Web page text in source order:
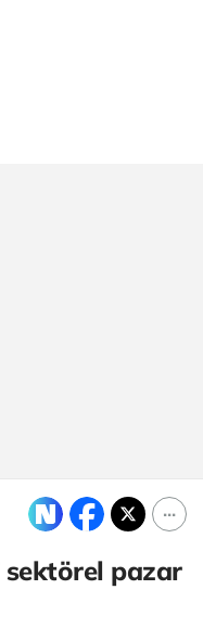
sektörel pazar